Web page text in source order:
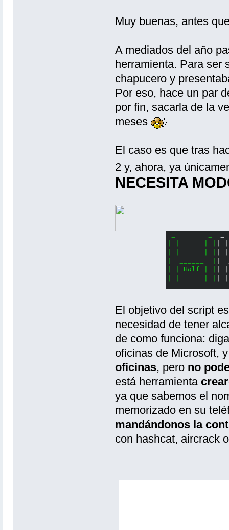
Muy buenas, antes
A mediados del año
herramienta. Para ser
chapucero y
Por eso, hace un par
por fin, sacarla de la
meses
El caso es que tras
2 y, ahora, ya
NECESITA
El objetivo del script
necesidad de tener
de como funciona:
oficinas de Microsoft,
oficinas, pero no
está herramienta
ya que sabemos el
memorizado en su
mandándonos la
con hashcat, aircrack